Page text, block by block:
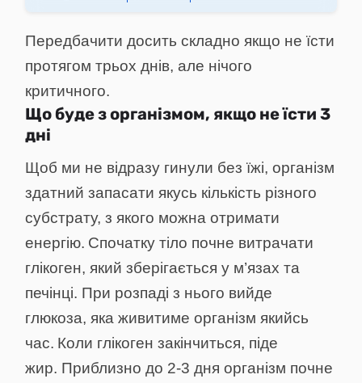
Передбачити досить складно якщо не їсти
протягом трьох днів, але нічого
критичного.
Що буде з організмом, якщо не їсти 3
дні
Щоб ми не відразу гинули без їжі, організм
здатний запасати якусь кількість різного
субстрату, з якого можна отримати
енергію. Спочатку тіло почне витрачати
глікоген, який зберігається у м’язах та
печінці. При розпаді з нього вийде
глюкоза, яка живитиме організм якийсь
час. Коли глікоген закінчиться, піде
жир. Приблизно до 2-3 дня організм почне